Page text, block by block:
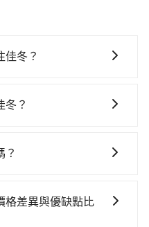
佳冬？
-左營雖然一天最多時有
計程車花費約800元、車
鐵站，每人票價140元，
班的計程車，搭上小黃
冬？
開車），最重要的是你
再額外加收$3.2，從佳里
（金額差異來自於平
？
等，如果在路邊攔不
近的計程車隊，如佳里
格差異與優缺點比